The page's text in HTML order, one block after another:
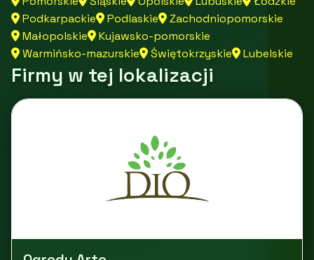
Podkarpackie
Podlaskie
Zachodniopomorskie
Małopolskie
Kujawsko-pomorskie
Warmińsko-mazurskie
Świętokrzyskie Lubelskie
Firmy w tej lokalizacji